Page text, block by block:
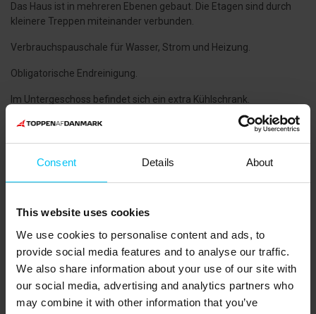
Consent Details About
This website uses cookies
We use cookies to personalise content and ads, to
provide social media features and to analyse our traffic.
We also share information about your use of our site with
our social media, advertising and analytics partners who
may combine it with other information that you’ve
Das Haus ist in mehreren Ebenen gebaut. Die Etagen sind durch
kleinere Treppen miteinander verbunden.
Verbrauchspauschale für Wasser, Strom und Heizung.
Obligatorische Endreinigung.
Im Untergeschoss befindet sich ein extra Kühlschrank.
Der Biokamin in der Orangerie ist NICHT vorhanden.
cm.). Untergeschoss: 2 Doppelzimmer mit 3/4 Bett (160 x 200
cm.). Familienzimmer (Doppelzimmer mit 3/4 Bett (160 x 200 cm)
Familienzimmer hat eine Tür zwischen den Zimmern.
NÄCHSTE EINKAUFSMÖGLICHKEIT:
Lidl liegt 600 Meter vom Ferienhaus entfernt.
ÖFFENTLICHER VERKEHR: